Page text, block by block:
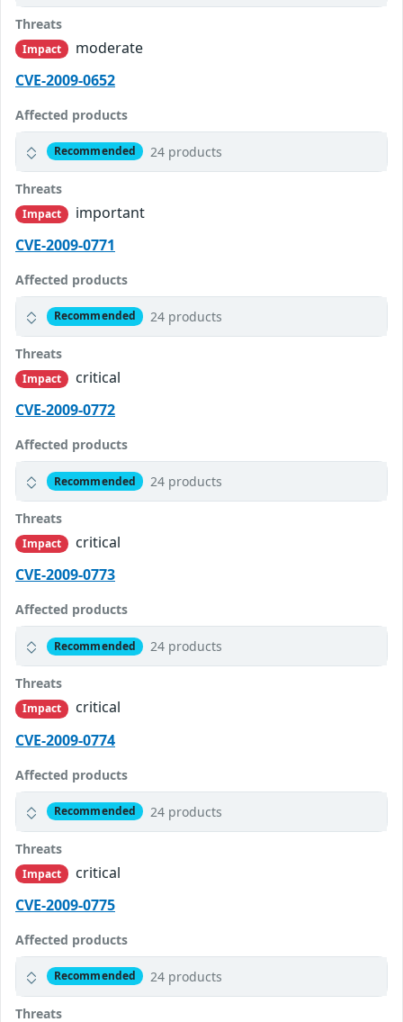
Threats
Impact
moderate
CVE-2009-0652
Affected products
Recommended 24 products
Threats
Impact
important
CVE-2009-0771
Affected products
Recommended 24 products
Threats
Impact
critical
CVE-2009-0772
Affected products
Recommended 24 products
Threats
Impact
critical
CVE-2009-0773
Affected products
Recommended 24 products
Threats
Impact
critical
CVE-2009-0774
Affected products
Recommended 24 products
Threats
Impact
critical
CVE-2009-0775
Affected products
Recommended 24 products
Threats